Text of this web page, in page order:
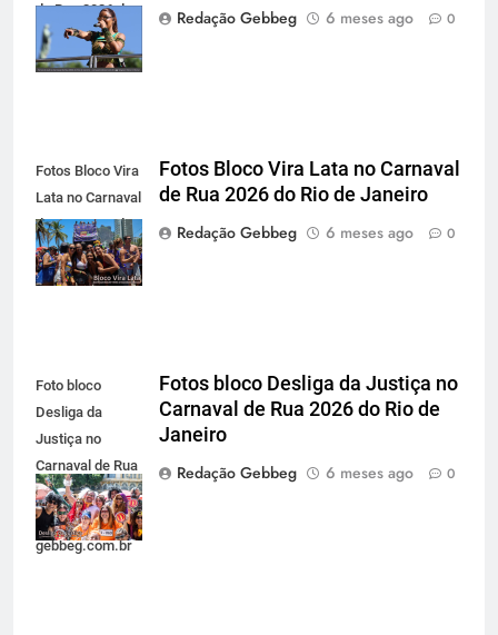
de Rua 2026 do
Rio de Janeiro
Redação Gebbeg
6 meses ago 0
Fotos Bloco Vira
Lata no Carnaval
de Rua 2026 do
Rio de Janeiro
Fotos Bloco Vira Lata no Carnaval
de Rua 2026 do Rio de Janeiro
Redação Gebbeg
6 meses ago 0
Foto bloco
Desliga da
Justiça no
Carnaval de Rua
2026 do Rio de
Janeiro -
gebbeg.com.br
Fotos bloco Desliga da Justiça no
Carnaval de Rua 2026 do Rio de
Janeiro
Redação Gebbeg
6 meses ago 0